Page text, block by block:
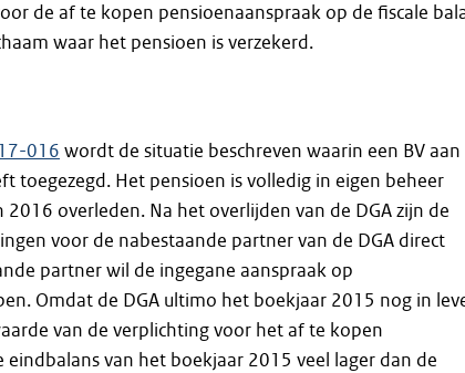
de af te kopen pensioenaanspraak op de fiscale
waar het pensioen is verzekerd.
016 wordt de situatie beschreven waarin een BV aan
toegezegd. Het pensioen is volledig in eigen beheer
2016 overleden. Na het overlijden van de DGA zijn de
voor de nabestaande partner van de DGA direct
partner wil de ingegane aanspraak op
Omdat de DGA ultimo het boekjaar 2015 nog in
van de verplichting voor het af te kopen
van het boekjaar 2015 veel lager dan de